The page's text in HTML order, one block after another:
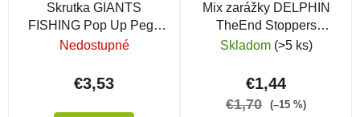
Skrutka GIANTS
FISHING Pop Up Pegs
with Bait Rings s očkom
Nedostupné
€3,53
Mix zarážky DELPHIN
TheEnd Stoppers
Classic, 126 ks
Skladom (>5 ks)
€1,44
€1,70 (–15 %)